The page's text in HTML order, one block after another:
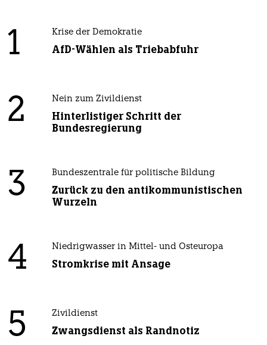
1 Krise der Demokratie
AfD-Wählen als Triebabfuhr
2 Nein zum Zivildienst
Hinterlistiger Schritt der
Bundesregierung
3 Bundeszentrale für politische Bildung
Zurück zu den antikommunistischen
Wurzeln
4 Niedrigwasser in Mittel- und Osteuropa
Stromkrise mit Ansage
5 Zivildienst
Zwangsdienst als Randnotiz